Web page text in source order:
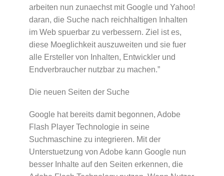
arbeiten nun zunaechst mit Google und Yahoo!
daran, die Suche nach reichhaltigen Inhalten
im Web spuerbar zu verbessern. Ziel ist es,
diese Moeglichkeit auszuweiten und sie fuer
alle Ersteller von Inhalten, Entwickler und
Endverbraucher nutzbar zu machen.”
Die neuen Seiten der Suche
Google hat bereits damit begonnen, Adobe
Flash Player Technologie in seine
Suchmaschine zu integrieren. Mit der
Unterstuetzung von Adobe kann Google nun
besser Inhalte auf den Seiten erkennen, die